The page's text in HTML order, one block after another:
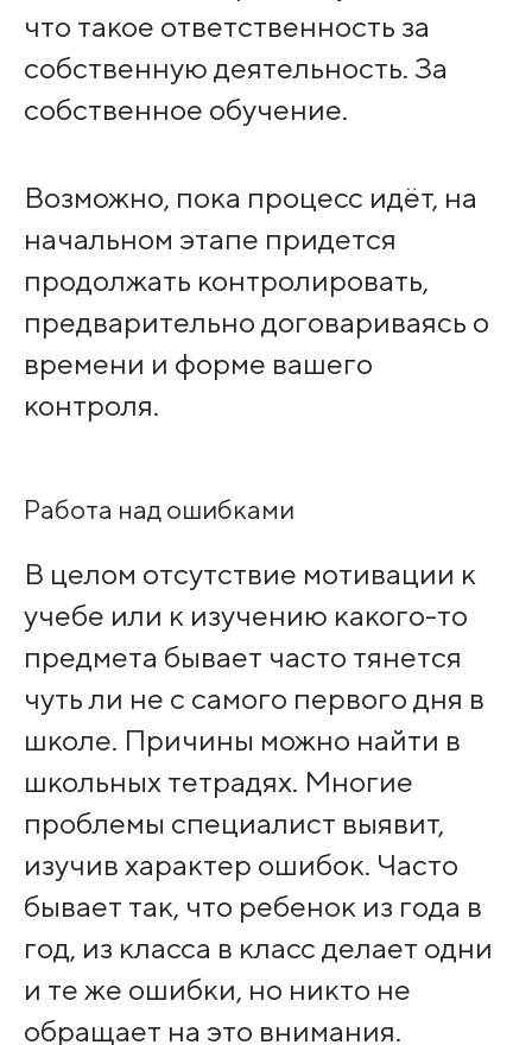
что такое ответственность за
собственную деятельность. За
собственное обучение.
Возможно, пока процесс идёт, на
начальном этапе придется
продолжать контролировать,
предварительно договариваясь о
времени и форме вашего
контроля.
Работа над ошибками
В целом отсутствие мотивации к
учебе или к изучению какого-то
предмета бывает часто тянется
чуть ли не с самого первого дня в
школе. Причины можно найти в
школьных тетрадях. Многие
проблемы специалист выявит,
изучив характер ошибок. Часто
бывает так, что ребенок из года в
год, из класса в класс делает одни
и те же ошибки, но никто не
обращает на это внимания.